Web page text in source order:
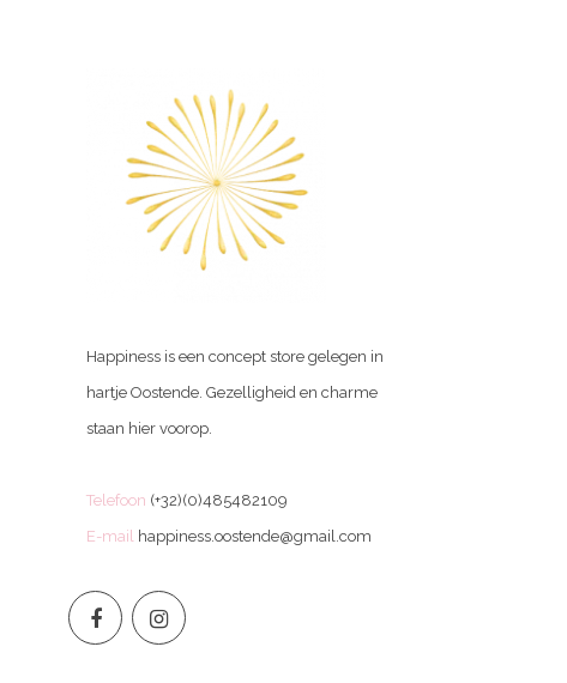
Happiness is een concept store gelegen in
hartje Oostende. Gezelligheid en charme
staan hier voorop.
Telefoon (+32)(0)485482109
E-mail happiness.oostende@gmail.com